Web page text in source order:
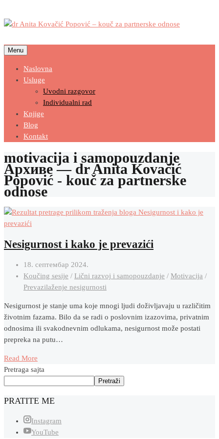
Menu
Naslovna
Usluge
Uvodni razgovor
Individualni rad
Knjige
Blog
Kontakt
motivacija i samopouzdanje
Архиве — dr Anita Kovačić
Popović - kouč za partnerske
odnose
Nesigurnost i kako je prevazići
18. септембар 2024.
Koučing sesije / Lični razvoj i samopouzdanje / Motivacija /
Prevazilaženje nesigurnosti
Nesigurnost je stanje uma koje mnogi ljudi doživljavaju u različitim
životnim fazama. Bilo da se radi o poslovnim izazovima, privatnim
odnosima ili svakodnevnim odlukama, nesigurnost može postati
prepreka na putu…
Read More
Pretraga sajta
Pretraži
PRATITE ME
Instagram
YouTube